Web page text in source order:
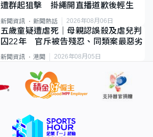
遭群起狙擊 掛繩開直播道歉後輕生
新聞資訊 新聞熱話 2026年08月06日
五歲童疑遭虐死｜母親認誤殺及虐兒判
囚22年 官斥被告殘忍、同類案最惡劣
新聞資訊 港聞 2026年08月05日